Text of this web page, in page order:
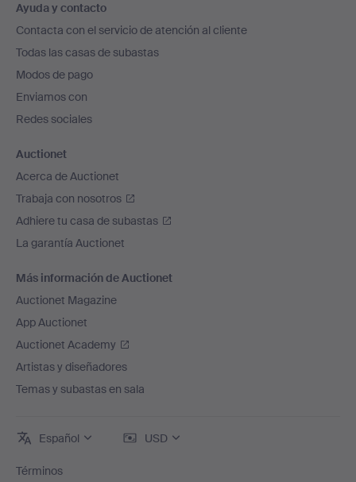
en
el
pie
de
página
Ayuda y contacto
Contacta con el servicio de atención al cliente
Todas las casas de subastas
Modos de pago
Enviamos con
Redes sociales
Auctionet
Acerca de Auctionet
Trabaja con nosotros
Adhiere tu casa de subastas
La garantía Auctionet
Más información de Auctionet
Auctionet Magazine
App Auctionet
Auctionet Academy
Artistas y diseñadores
Temas y subastas en sala
Español USD
Términos